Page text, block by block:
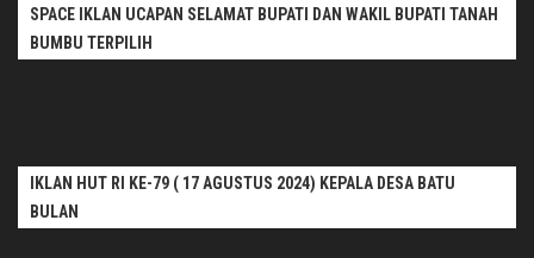
SPACE IKLAN UCAPAN SELAMAT BUPATI DAN WAKIL BUPATI TANAH
BUMBU TERPILIH
IKLAN HUT RI KE-79 ( 17 AGUSTUS 2024) KEPALA DESA BATU
BULAN